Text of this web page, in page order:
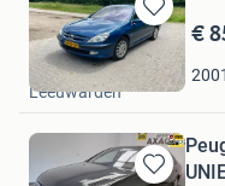
Bewaren
in
Mijn
Favorieten
€
2001
Maart
Leeuwarden